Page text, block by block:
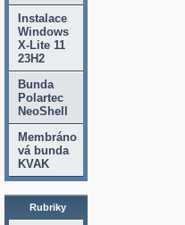
Instalace
Windows
X-Lite 11
23H2
Bunda
Polartec
NeoShell
Membráno
vá bunda
KVAK
Rubriky